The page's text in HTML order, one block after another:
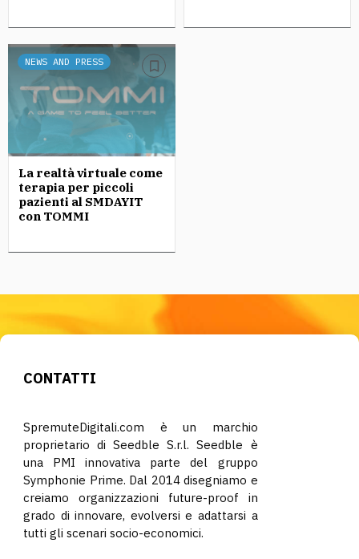
NEWS AND PRESS
La realtà virtuale come
terapia per piccoli
pazienti al SMDAYIT
con TOMMI
CONTATTI
SpremuteDigitali.com è un marchio
proprietario di Seedble S.r.l. Seedble è
una PMI innovativa parte del gruppo
Symphonie Prime. Dal 2014 disegniamo e
creiamo organizzazioni future-proof in
grado di innovare, evolversi e adattarsi a
tutti gli scenari socio-economici.